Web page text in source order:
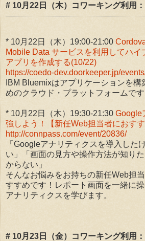
# 10月22日（木）コワーキング利
* 10月22日（木）19:00-21:00
Mobile Data サービスを利用してハイ
アプリを作成する(10/22)
https://coedo-dev.doorkeeper.jp/
IBM Bluemixはアプリケーションを
めのクラウド・プラットフォームです
* 10月22日（木）19:30-21:30 Google
強しよう！【新任Web担当者におすす
http://connpass.com/event/20836/
「Googleアナリティクスを導入した
い」「画面の見方や操作方法が知り
からない」
そんなお悩みをお持ちの新任Web担
すすめです！レポート画面を一緒に
アナリティクスを学びます。
# 10月23日（金）コワーキング利